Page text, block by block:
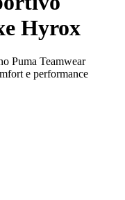
Hyrox
Puma Teamwear
e performance